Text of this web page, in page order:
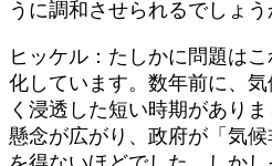
うに調和させられるでしょう
ヒッケル：たしかに問題は
化しています。数年前に、
く浸透した短い時期があり
懸念が広がり、政府が「気